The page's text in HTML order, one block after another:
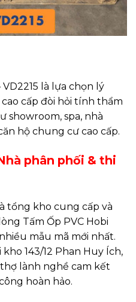
là lựa chọn lý
cấp đòi hỏi tính thẩm
showroom, spa, nhà
hộ chung cư cao cấp.
phân phối & thi
tổng kho cung cấp và
Tấm Ốp PVC Hobi
mẫu mã mới nhất.
143/12 Phan Huy Ích,
thợ lành nghề cam kết
hoàn hảo.